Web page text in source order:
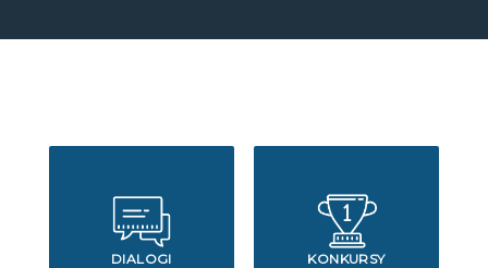
DIALOGI KONKURSY